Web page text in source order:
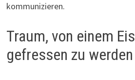
kommunizieren.
Traum, von einem
gefressen zu werden